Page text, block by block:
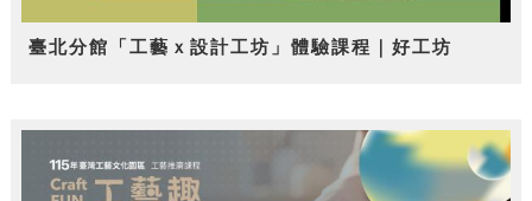
臺北分館「工藝ｘ設計工坊」體驗課程｜好工坊